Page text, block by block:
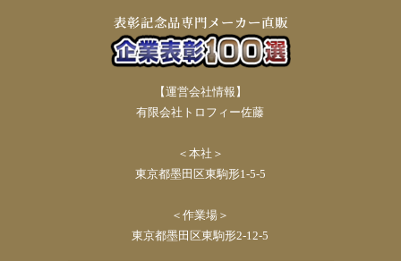
【運営会社情報】
有限会社トロフィー佐藤
＜本社＞
東京都墨田区東駒形1-5-5
＜作業場＞
東京都墨田区東駒形2-12-5